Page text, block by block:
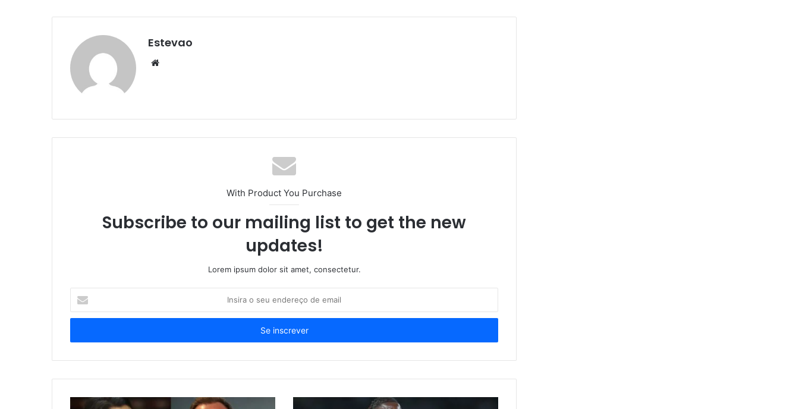
Estevao
Website
With Product You Purchase
Subscribe to our mailing list to get the new
updates!
Lorem ipsum dolor sit amet, consectetur.
seu
de